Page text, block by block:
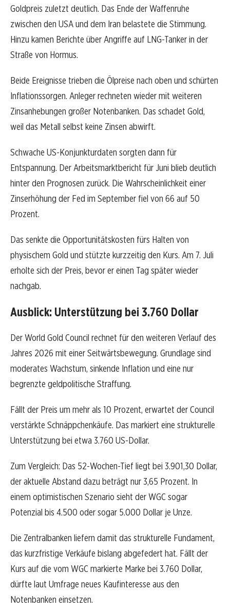
Goldpreis zuletzt deutlich. Das Ende der Waffenruhe
zwischen den USA und dem Iran belastete die Stimmung.
Hinzu kamen Berichte über Angriffe auf LNG-Tanker in der
Straße von Hormus.
Beide Ereignisse trieben die Ölpreise nach oben und schürten
Inflationssorgen. Anleger rechneten wieder mit weiteren
Zinsanhebungen großer Notenbanken. Das schadet Gold,
weil das Metall selbst keine Zinsen abwirft.
Schwache US-Konjunkturdaten sorgten dann für
Entspannung. Der Arbeitsmarktbericht für Juni blieb deutlich
hinter den Prognosen zurück. Die Wahrscheinlichkeit einer
Zinserhöhung der Fed im September fiel von 66 auf 50
Prozent.
Das senkte die Opportunitätskosten fürs Halten von
physischem Gold und stützte kurzzeitig den Kurs. Am 7. Juli
erholte sich der Preis, bevor er einen Tag später wieder
nachgab.
Ausblick: Unterstützung bei 3.760 Dollar
Der World Gold Council rechnet für den weiteren Verlauf des
Jahres 2026 mit einer Seitwärtsbewegung. Grundlage sind
moderates Wachstum, sinkende Inflation und eine nur
begrenzte geldpolitische Straffung.
Fällt der Preis um mehr als 10 Prozent, erwartet der Council
verstärkte Schnäppchenkäufe. Das markiert eine strukturelle
Unterstützung bei etwa 3.760 US-Dollar.
Zum Vergleich: Das 52-Wochen-Tief liegt bei 3.901,30 Dollar,
der aktuelle Abstand dazu beträgt nur 3,65 Prozent. In
einem optimistischen Szenario sieht der WGC sogar
Potenzial bis 4.500 oder sogar 5.000 Dollar je Unze.
Die Zentralbanken liefern damit das strukturelle Fundament,
das kurzfristige Verkäufe bislang abgefedert hat. Fällt der
Kurs auf die vom WGC markierte Marke bei 3.760 Dollar,
dürfte laut Umfrage neues Kaufinteresse aus den
Notenbanken einsetzen.